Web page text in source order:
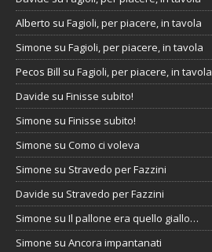
Alberto su Fagioli, per piacere, in tavola
Simone su Fagioli, per piacere, in tavola
Pecos Bill su Fagioli, per piacere, in tavola
Davide su Finisse subito!
Simone su Finisse subito!
Simone su Como ci voleva
Simone su Stravedo per Fazzini
Davide su Stravedo per Fazzini
Simone su Il pallone era quello giallo…
Simone su Ancora impantanati